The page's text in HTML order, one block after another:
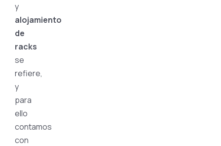
y
alojamiento
de
racks
se
refiere,
y
para
ello
contamos
con